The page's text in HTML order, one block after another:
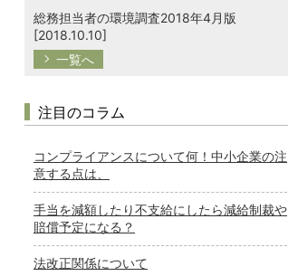
総務担当者の環境調査2018年4月版
[2018.10.10]
一覧へ
注目のコラム
コンプライアンスについて何！中小企業の注
意する点は、
手当を減額したり不支給にしたら減給制裁や
賠償予定になる？
法改正関係について